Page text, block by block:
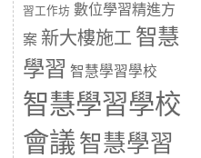
習工作坊 數位學習精進方
案 新大樓施工 智慧
學習 智慧學習學校
智慧學習學校
會議 智慧學習